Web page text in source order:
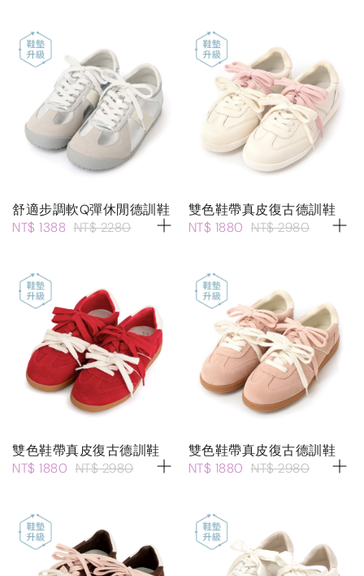
舒適步調軟Q彈休閒德訓鞋
NT$ 1388 NT$ 2280
雙色鞋帶真皮復古德訓鞋
NT$ 1880 NT$ 2980
雙色鞋帶真皮復古德訓鞋
NT$ 1880 NT$ 2980
雙色鞋帶真皮復古德訓鞋
NT$ 1880 NT$ 2980